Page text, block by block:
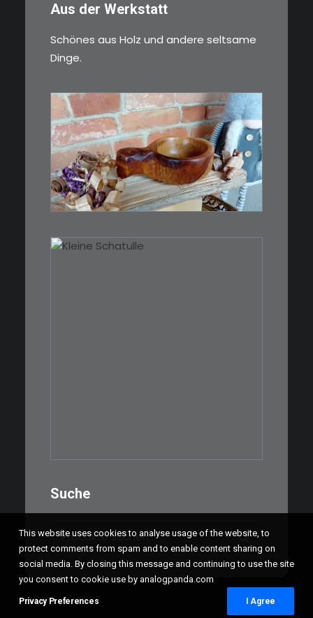
Aus der Werkstatt
Schönes aus Holz und andere seltsame
Dinge.
€15,00
Ein Holzbecher im Wikinger-Stil.
Inspiriert…
Suche
Suchen
nach:
This website uses cookies to analyse usage of the website, to
protect comments from spam and to enable content sharing on
social media. By closing this message and continuing to use the site
you consent to cookie use by analogpanda.com
Privacy Preferences I Agree